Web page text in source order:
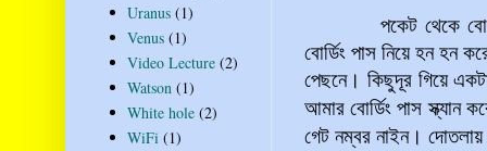
পকেট থেকে বোর্ডিং
বোর্ডিং পাস নিয়ে হন হন
পেছনে। কিছুদূর গিয়ে
আমার বোর্ডিং পাস স্ক্যান
গেট নম্বর নাইন। দোতলায়
Uranus (1)
Venus (1)
Video Lecture (2)
Watson (1)
White hole (2)
WiFi (1)